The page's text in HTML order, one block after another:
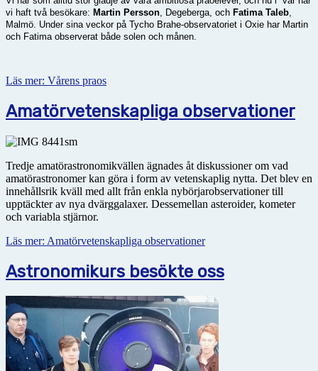
vi haft två besökare: Martin Persson , Degeberga, och Fatima Taleb
Malmö. Under sina veckor på Tycho Brahe-observatoriet i Oxie har Martin
och Fatima observerat både solen och månen.
Läs mer: Vårens praos
Amatörvetenskapliga observationer
Tredje amatörastronomikvällen ägnades åt diskussioner om vad
amatörastronomer kan göra i form av vetenskaplig nytta. Det blev en
innehållsrik kväll med allt från enkla nybörjarobservationer till
upptäckter av nya dvärggalaxer. Dessemellan asteroider, kometer
och variabla stjärnor.
Läs mer: Amatörvetenskapliga observationer
Astronomikurs besökte oss